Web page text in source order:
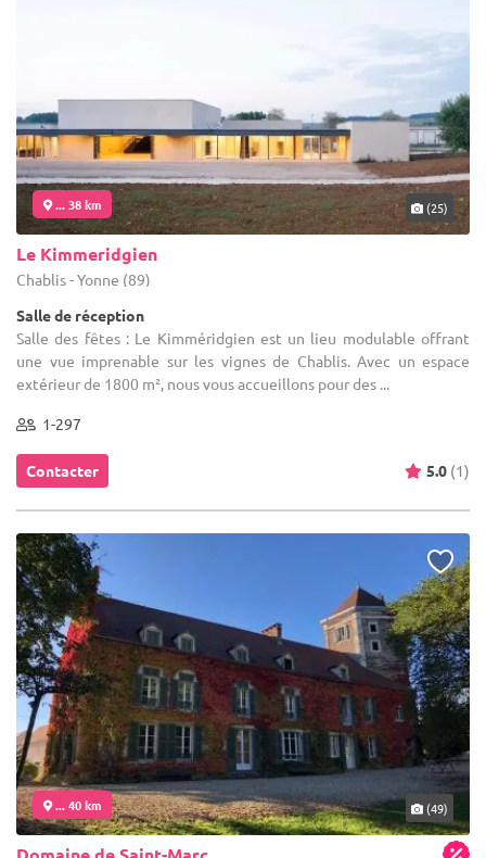
... 38 km (25)
Le Kimmeridgien
Chablis - Yonne (89)
Salle de réception
Salle des fêtes : Le Kimméridgien est un lieu modulable offrant
une vue imprenable sur les vignes de Chablis. Avec un espace
extérieur de 1800 m², nous vous accueillons pour des ...
1-297
Contacter 5.0 (1)
... 40 km (49)